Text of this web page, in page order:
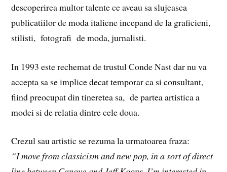
descoperirea multor talente ce aveau sa slujeasca
publicatiilor de moda italiene incepand de la graficieni,
stilisti, fotografi de moda, jurnalisti.
In 1993 este rechemat de trustul Conde Nast dar nu va
accepta sa se implice decat temporar ca si consultant,
fiind preocupat din tineretea sa, de partea artistica a
modei si de relatia dintre cele doua.
Crezul sau artistic se rezuma la urmatoarea fraza:
“I move from classicism and new pop, in a sort of direct